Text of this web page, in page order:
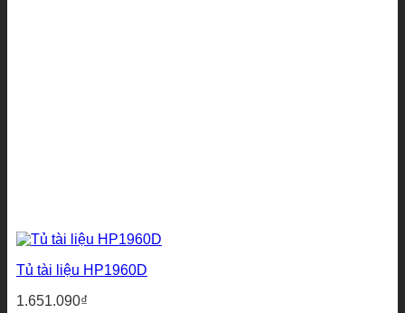
Tủ tài liệu HP1960D
1.651.090₫